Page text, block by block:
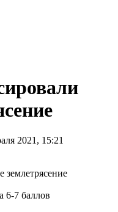
2021, 15:21
6-7 баллов